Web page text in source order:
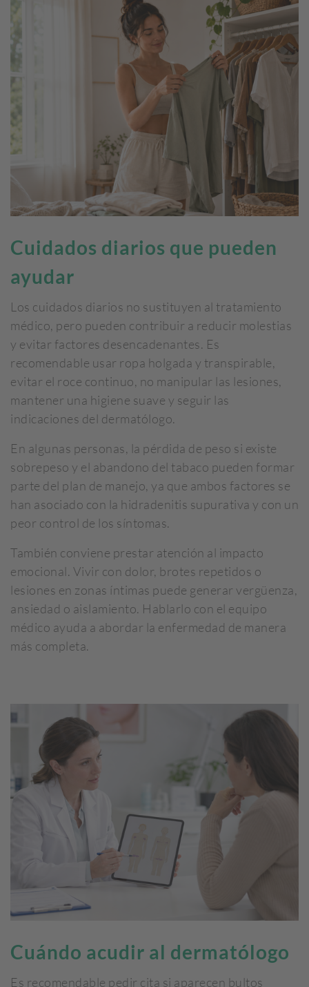
Cuidados diarios que pueden
ayudar
Los cuidados diarios no sustituyen al tratamiento
médico, pero pueden contribuir a reducir molestias
y evitar factores desencadenantes. Es
recomendable usar ropa holgada y transpirable,
evitar el roce continuo, no manipular las lesiones,
mantener una higiene suave y seguir las
indicaciones del dermatólogo.
En algunas personas, la pérdida de peso si existe
sobrepeso y el abandono del tabaco pueden formar
parte del plan de manejo, ya que ambos factores se
han asociado con la hidradenitis supurativa y con un
peor control de los síntomas.
También conviene prestar atención al impacto
emocional. Vivir con dolor, brotes repetidos o
lesiones en zonas íntimas puede generar vergüenza,
ansiedad o aislamiento. Hablarlo con el equipo
médico ayuda a abordar la enfermedad de manera
más completa.
Cuándo acudir al dermatólogo
Es recomendable pedir cita si aparecen bultos